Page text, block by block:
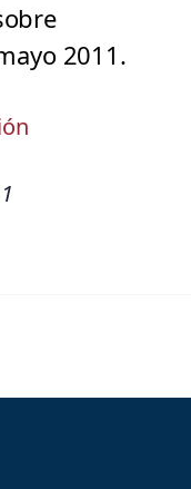
2011.